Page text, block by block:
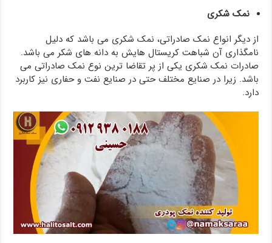
نمک شکری
از دیگر انواع نمک صادراتی، نمک شکری می باشد که دلیل
نامگذاری آن شباهت کریستال هایش به دانه های شکر می باشد.
صادرات نمک شکری یکی از پر تقاضا ترین نوع نمک صادراتی می
باشد. زیرا در صنایع مختلف حتی در صنایع نفت و حفاری نیز کاربرد
دارد.